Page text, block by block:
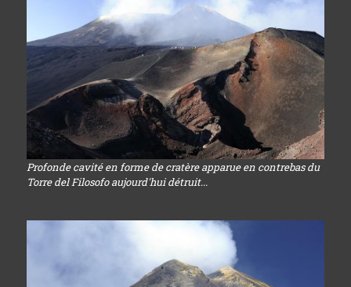
Profonde cavité en forme de cratère apparue en contrebas du
Torre del Filosofo aujourd'hui détruit...